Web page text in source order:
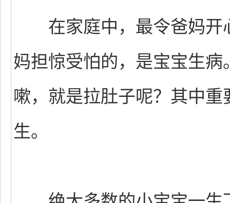
在家庭中，最令爸妈开
妈担惊受怕的，是宝宝生
嗽，就是拉肚子呢？其中
生。